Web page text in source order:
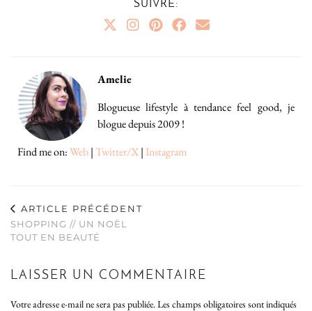
SUIVRE:
Amelie
Blogueuse lifestyle à tendance feel good, je
blogue depuis 2009 !
Find me on:Web|Twitter/X| Instagram
ARTICLE PRÉCÉDENT
SHOPPING // UN NOËL
TOUT EN BEAUTÉ
LAISSER UN COMMENTAIRE
Votre adresse e-mail ne sera pas publiée.Les champs obligatoires sont indiqués